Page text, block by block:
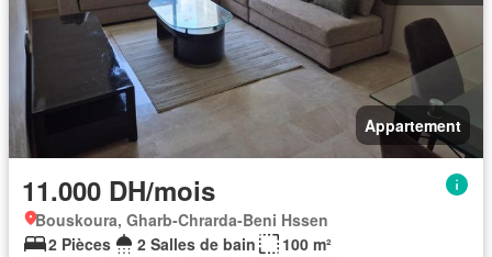
Appartement
11.000 DH/mois
Bouskoura, Gharb-Chrarda-Beni Hssen
2 Pièces
2 Salles de bain
100 m²